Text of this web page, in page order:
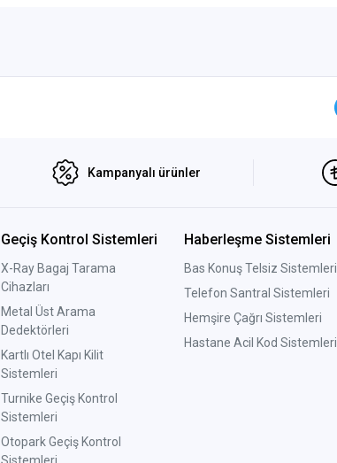
Kampanyalı ürünler
Geçiş Kontrol Sistemleri
X-Ray Bagaj Tarama
Cihazları
Metal Üst Arama
Dedektörleri
Kartlı Otel Kapı Kilit
Sistemleri
Turnike Geçiş Kontrol
Sistemleri
Otopark Geçiş Kontrol
Haberleşme Sistemleri
Bas Konuş Telsiz Sistemleri
Telefon Santral Sistemleri
Hemşire Çağrı Sistemleri
Hastane Acil Kod Sistemleri